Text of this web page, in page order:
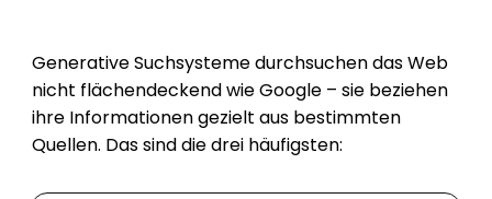
Generative Suchsysteme durchsuchen das Web
nicht flächendeckend wie Google – sie beziehen
ihre Informationen gezielt aus bestimmten
Quellen. Das sind die drei häufigsten: